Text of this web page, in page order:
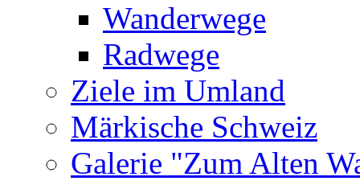
Wanderwege
Radwege
Ziele im Umland
Märkische Schweiz
Galerie "Zum Alten